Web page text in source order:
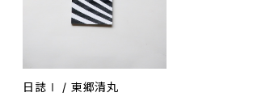
日誌Ⅰ / 東郷清丸